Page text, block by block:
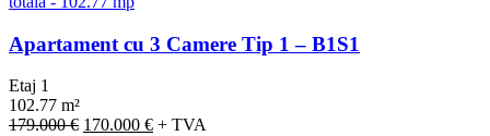
Apartament cu 3 Camere Tip 1 – B1S1
Etaj 1
102.77 m²
179.000€ Prețul
170.000 €Prețul
+ TVA